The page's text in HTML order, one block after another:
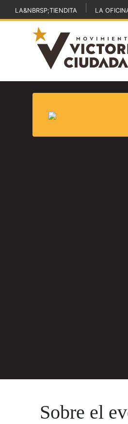
LA&NBRSP;TIENDITA LA
Sobre el